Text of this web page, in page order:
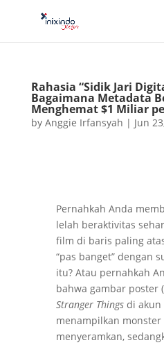
Rahasia “Sidik Jari
Bagaimana Metadata
Menghemat $1 Miliar
by Anggie Irfansyah | Jun
Pernahkah Anda
lelah beraktivitas
film di baris paling
“pas banget” dengan
itu? Atau pernahkah
bahwa gambar poster (
Stranger Thingsdi akun
menampilkan monster
menyeramkan,